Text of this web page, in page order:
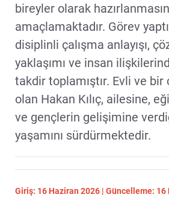
bireyler olarak
amaçlamaktadır. Görev
disiplinli çalışma anlayışı,
yaklaşımı ve insan
takdir toplamıştır. Evli ve bir
olan Hakan Kılıç, ailesine,
ve gençlerin gelişimine
yaşamını sürdürmektedir.
Giriş: 16 Haziran 2026 | Güncelleme: 16